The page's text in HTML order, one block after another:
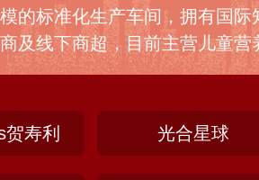
的标准化生产车间，拥有国
及线下商超，目前主营儿童
、牛乳棒、曲奇饼、注心饼
寿利
光合星球